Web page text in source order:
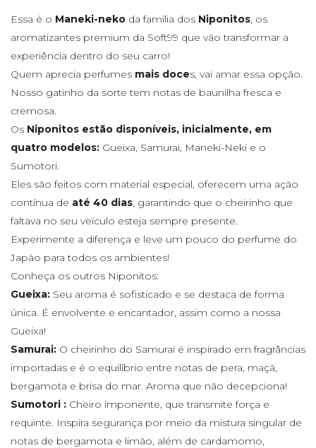
Essa é o Maneki-neko da família dos Niponitos, os
aromatizantes premium da Soft99 que vão transformar a
experiência dentro do seu carro!
Quem aprecia perfumes mais doces, vai amar essa opção.
Nosso gatinho da sorte tem notas de baunilha fresca e
cremosa.
Os Niponitos estão disponíveis, inicialmente, em
quatro modelos: Gueixa, Samurai, Maneki-Neki e o
Sumotori.
Eles são feitos com material especial, oferecem uma ação
contínua de até 40 dias, garantindo que o cheirinho que
faltava no seu veículo esteja sempre presente.
Experimente a diferença e leve um pouco do perfume do
Japão para todos os ambientes!
Conheça os outros Niponitos:
Gueixa: Seu aroma é sofisticado e se destaca de forma
única. É envolvente e encantador, assim como a nossa
Gueixa!
Samurai: O cheirinho do Samurai é inspirado em fragrâncias
importadas e é o equilíbrio entre notas de pera, maçã,
bergamota e brisa do mar. Aroma que não decepciona!
Sumotori : Cheiro imponente, que transmite força e
requinte. Inspira segurança por meio da mistura singular de
notas de bergamota e limão, além de cardamomo,